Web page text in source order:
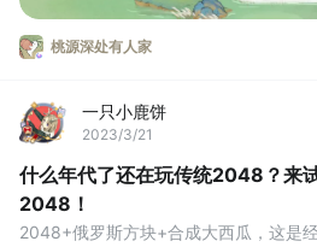
桃源深处有人家
一只小鹿饼
2023/3/21
什么年代了还在玩传统2048？来
2048！
2048+俄罗斯方块+合成大西瓜，这是